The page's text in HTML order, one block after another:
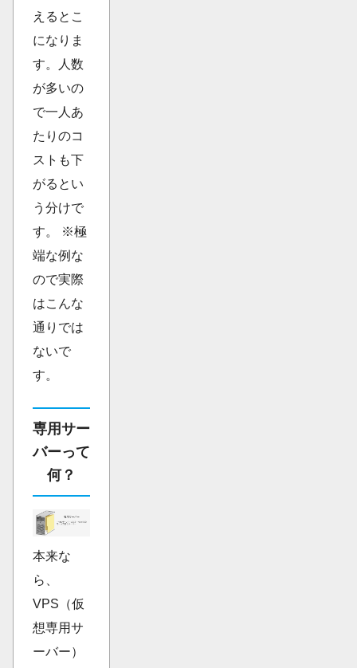
えるとこ
になりま
す。人数
が多いの
で一人あ
たりのコ
ストも下
がるとい
う分けで
す。 ※極
端な例な
ので実際
はこんな
通りでは
ないで
す。
専用サー
バーって
何？
本来な
ら、
VPS（仮
想専用サ
ーバー）